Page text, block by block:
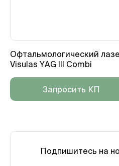
Офтальмологический
Visulas YAG III Combi
Запросить КП
Подпишитесь на